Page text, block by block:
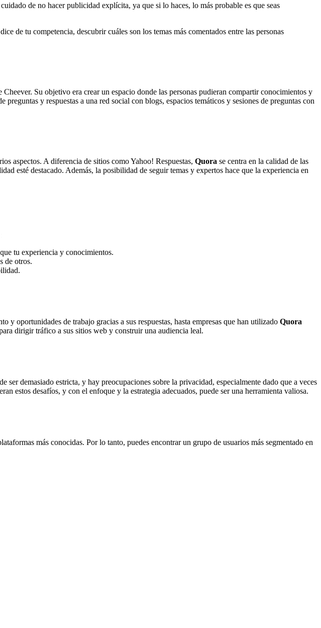
de no hacer publicidad explícita, ya que si lo haces, lo más probable es que seas
de tu competencia, descubrir cuáles son los temas más comentados entre las personas
Cheever. Su objetivo era crear un espacio donde las personas pudieran compartir conocimientos y
y respuestas a una red social con blogs, espacios temáticos y sesiones de preguntas con
aspectos. A diferencia de sitios como Yahoo! Respuestas, Quora se centra en la calidad de las
esté destacado. Además, la posibilidad de seguir temas y expertos hace que la experiencia en
tu experiencia y conocimientos.
de otros.
y oportunidades de trabajo gracias a sus respuestas, hasta empresas que han utilizado Quora
dirigir tráfico a sus sitios web y construir una audiencia leal.
ser demasiado estricta, y hay preocupaciones sobre la privacidad, especialmente dado que a veces
estos desafíos, y con el enfoque y la estrategia adecuados, puede ser una herramienta valiosa.
más conocidas. Por lo tanto, puedes encontrar un grupo de usuarios más segmentado en